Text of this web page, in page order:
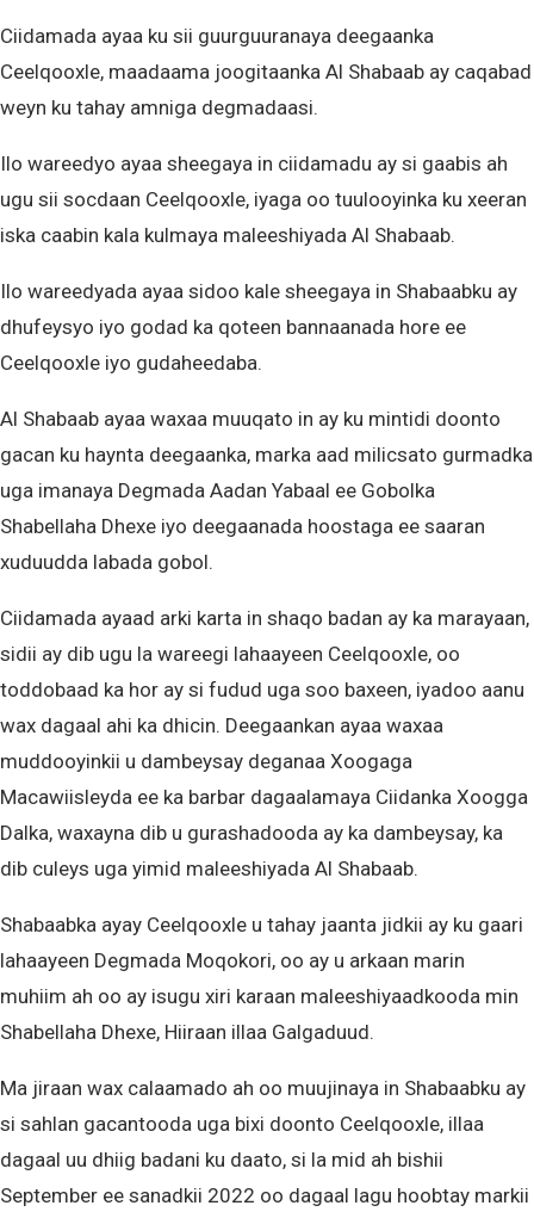
Ciidamada ayaa ku sii guurguuranaya deegaanka
Ceelqooxle, maadaama joogitaanka Al Shabaab ay caqabad
weyn ku tahay amniga degmadaasi.
Ilo wareedyo ayaa sheegaya in ciidamadu ay si gaabis ah
ugu sii socdaan Ceelqooxle, iyaga oo tuulooyinka ku xeeran
iska caabin kala kulmaya maleeshiyada Al Shabaab.
Ilo wareedyada ayaa sidoo kale sheegaya in Shabaabku ay
dhufeysyo iyo godad ka qoteen bannaanada hore ee
Ceelqooxle iyo gudaheedaba.
Al Shabaab ayaa waxaa muuqato in ay ku mintidi doonto
gacan ku haynta deegaanka, marka aad milicsato gurmadka
uga imanaya Degmada Aadan Yabaal ee Gobolka
Shabellaha Dhexe iyo deegaanada hoostaga ee saaran
xuduudda labada gobol.
Ciidamada ayaad arki karta in shaqo badan ay ka marayaan,
sidii ay dib ugu la wareegi lahaayeen Ceelqooxle, oo
toddobaad ka hor ay si fudud uga soo baxeen, iyadoo aanu
wax dagaal ahi ka dhicin. Deegaankan ayaa waxaa
muddooyinkii u dambeysay deganaa Xoogaga
Macawiisleyda ee ka barbar dagaalamaya Ciidanka Xoogga
Dalka, waxayna dib u gurashadooda ay ka dambeysay, ka
dib culeys uga yimid maleeshiyada Al Shabaab.
Shabaabka ayay Ceelqooxle u tahay jaanta jidkii ay ku gaari
lahaayeen Degmada Moqokori, oo ay u arkaan marin
muhiim ah oo ay isugu xiri karaan maleeshiyaadkooda min
Shabellaha Dhexe, Hiiraan illaa Galgaduud.
Ma jiraan wax calaamado ah oo muujinaya in Shabaabku ay
si sahlan gacantooda uga bixi doonto Ceelqooxle, illaa
dagaal uu dhiig badani ku daato, si la mid ah bishii
September ee sanadkii 2022 oo dagaal lagu hoobtay markii